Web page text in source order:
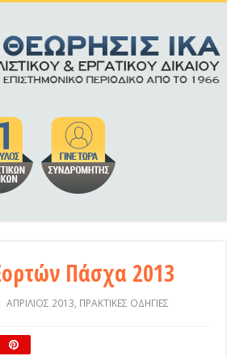
Πάσχα 2013
ΑΠΡΙΛΙΟΣ 2013, ΠΡΑΚΤΙΚΕΣ ΟΔΗΓΙΕΣ